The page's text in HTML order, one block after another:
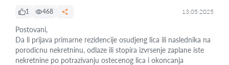
1 468 13.05.2025
Postovani,
Da li prijava primarne rezidencije osudjeng lica ili naslednika na
porodicnu nekretninu, odlaze ili stopira izvrsenje zaplane iste
nekretnine po potrazivanju ostecenog lica i okoncanja